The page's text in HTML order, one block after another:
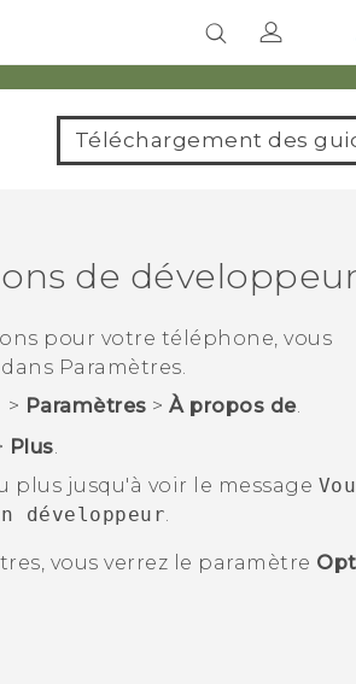
Téléchargement des
de
pour votre téléphone, vous
Paramètres.
> Paramètres >À propos de.
Plus
plus jusqu'à voir le message
développeur
, vous verrez le paramètre